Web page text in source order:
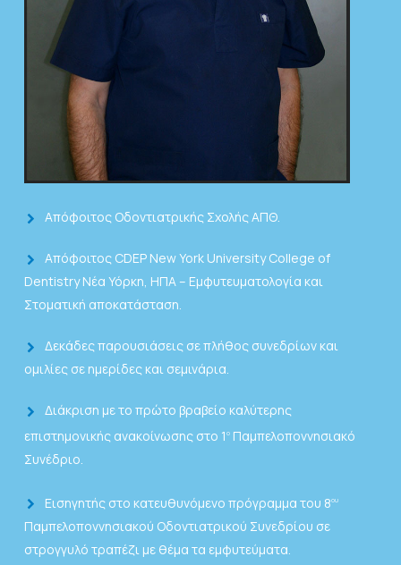
Απόφοιτος Οδοντιατρικής Σχολής ΑΠΘ.
Απόφοιτος CDEP New York University College of
Dentistry Νέα Υόρκη, ΗΠΑ – Εμφυτευματολογία και
Στοματική αποκατάσταση.
Δεκάδες παρουσιάσεις σε πλήθος συνεδρίων και
ομιλίες σε ημερίδες και σεμινάρια.
Διάκριση με το πρώτο βραβείο καλύτερης
επιστημονικής ανακοίνωσης στο 1 οΠαμπελοποννησιακό
Συνέδριο.
Εισηγητής στο κατευθυνόμενο πρόγραμμα του 8ου
Παμπελοποννησιακού Οδοντιατρικού Συνεδρίου σε
στρογγυλό τραπέζι με θέμα τα εμφυτεύματα.